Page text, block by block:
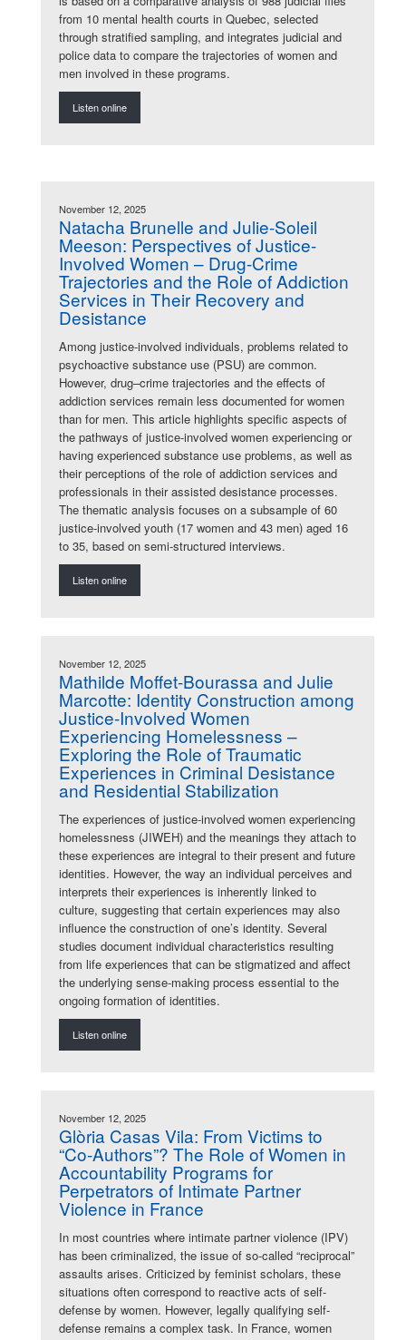
from 10 mental health courts in Quebec, selected
through stratified sampling, and integrates judicial and
police data to compare the trajectories of women and
men involved in these programs.
Listen online
November 12, 2025
Natacha Brunelle and Julie-Soleil
Meeson: Perspectives of Justice-
Involved Women – Drug-Crime
Trajectories and the Role of Addiction
Services in Their Recovery and
Desistance
Among justice-involved individuals, problems related to
psychoactive substance use (PSU) are common.
However, drug–crime trajectories and the effects of
addiction services remain less documented for women
than for men. This article highlights specific aspects of
the pathways of justice-involved women experiencing or
having experienced substance use problems, as well as
their perceptions of the role of addiction services and
professionals in their assisted desistance processes.
The thematic analysis focuses on a subsample of 60
justice-involved youth (17 women and 43 men) aged 16
to 35, based on semi-structured interviews.
Listen online
November 12, 2025
Mathilde Moffet-Bourassa and Julie
Marcotte: Identity Construction among
Justice-Involved Women
Experiencing Homelessness –
Exploring the Role of Traumatic
Experiences in Criminal Desistance
and Residential Stabilization
The experiences of justice-involved women experiencing
homelessness (JIWEH) and the meanings they attach to
these experiences are integral to their present and future
identities. However, the way an individual perceives and
interprets their experiences is inherently linked to
culture, suggesting that certain experiences may also
influence the construction of one’s identity. Several
studies document individual characteristics resulting
from life experiences that can be stigmatized and affect
the underlying sense-making process essential to the
ongoing formation of identities.
Listen online
November 12, 2025
Glòria Casas Vila: From Victims to
“Co-Authors”? The Role of Women in
Accountability Programs for
Perpetrators of Intimate Partner
Violence in France
In most countries where intimate partner violence (IPV)
has been criminalized, the issue of so-called “reciprocal”
assaults arises. Criticized by feminist scholars, these
situations often correspond to reactive acts of self-
defense by women. However, legally qualifying self-
defense remains a complex task. In France, women